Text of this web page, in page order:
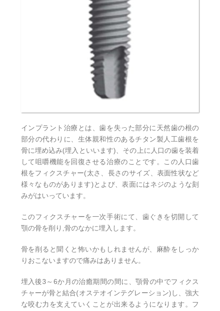
インプラント治療とは、歯を失った部分に天然歯の根の
部分の代わりに、生体親和性のあるチタン製人工歯根を
骨に埋め込み(埋入といいます)、その上に人口の歯を装着
して咀嚼機能を回復させる治療のことです。この人口歯
根をフィクスチャー(太さ、長さのサイズ、表面性状など
様々なものがあります)とよび、表面にはネジのような刻
みがはいっています。
このフィクスチャーを一次手術にて、歯ぐきを切開して
顎の骨を削り,骨のなかに埋入します。
骨を削ると聞くと怖いかもしれませんが、麻酔をしっか
りおこないますので痛みはありません。
埋入後3～6か月の治癒期間の間に、顎骨の中でフィクス
チャーが骨と結合(オステオインテグレーション)し、強大
な咬む力を支えていくことが出来るようになります。フ